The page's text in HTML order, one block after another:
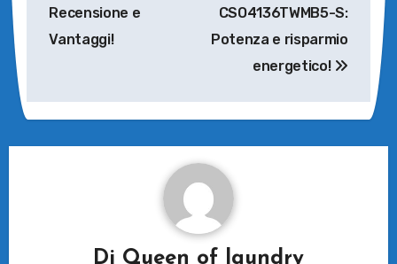
Recensione e
Vantaggi!
CSO4136TWMB5-S:
Potenza e risparmio
energetico!
Di Queen of laundry